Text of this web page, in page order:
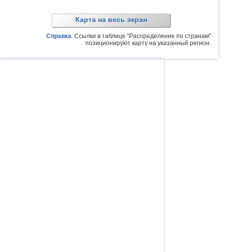
Карта на весь экран
Справка: Ссылки в таблице "Распределение по странам"
позиционируют карту на указанный регион.